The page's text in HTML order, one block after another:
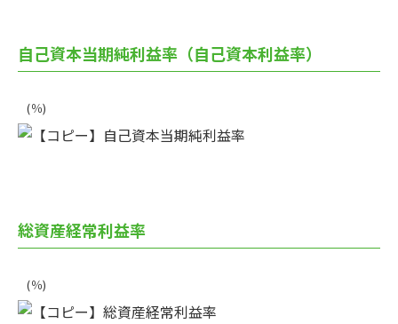
自己資本当期純利益率（自己資本利益率）
(％)
総資産経常利益率
(％)